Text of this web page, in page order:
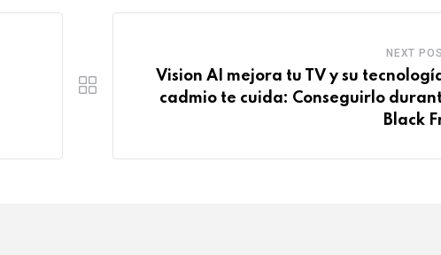
NEXT
Vision AI mejora tu TV y su
cadmio te cuida: Conseguirlo
Black